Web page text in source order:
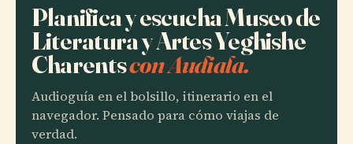
Planifica y escucha Museo de
Literatura y Artes Yeghishe
Charentscon Audiala.
Audioguía en el bolsillo, itinerario en el
navegador. Pensado para cómo viajas de
verdad.